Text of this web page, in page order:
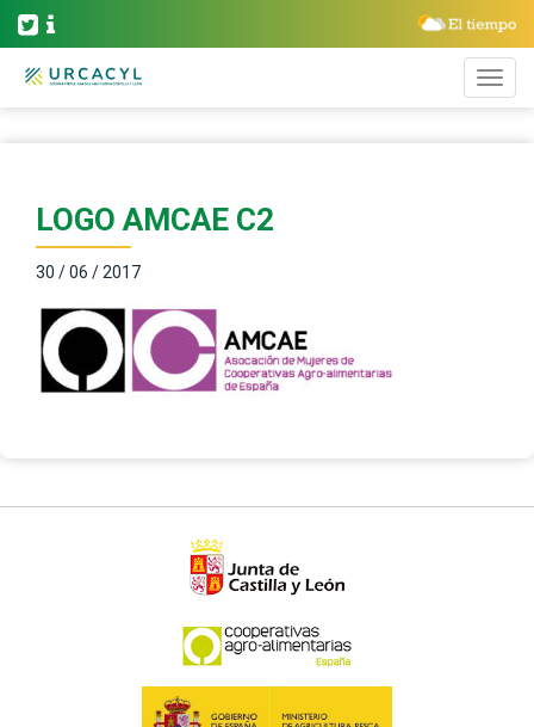
LOGO AMCAE C2
30 / 06 / 2017